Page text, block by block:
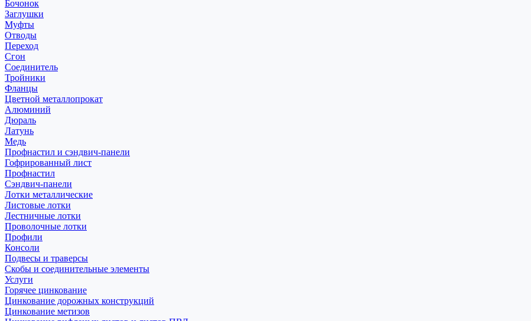
Бочонок
Заглушки
Муфты
Отводы
Переход
Сгон
Соединитель
Тройники
Фланцы
Цветной металлопрокат
Алюминий
Дюраль
Латунь
Медь
Профнастил и сэндвич-панели
Гофрированный лист
Профнастил
Сэндвич-панели
Лотки металлические
Листовые лотки
Лестничные лотки
Проволочные лотки
Профили
Консоли
Подвесы и траверсы
Скобы и соединительные элементы
Услуги
Горячее цинкование
Цинкование дорожных конструкций
Цинкование метизов